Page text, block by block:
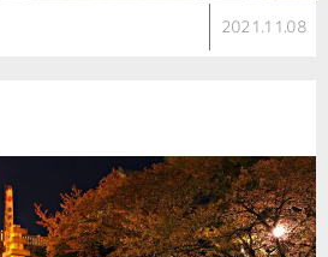
2021.11.08